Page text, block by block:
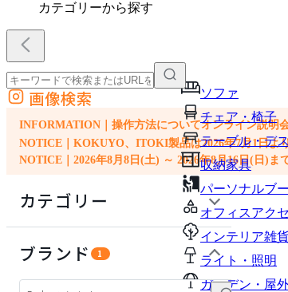
カテゴリーから探す
ソファ
チェア・椅子
テーブル・デ
収納家具
パーソナルブ
オフィスアク
インテリア雑
ライト・照明
ガーデン・屋
外部サイトの商品をカートに追加
他のサイトで見つけた商品ページのURLを貼り付けて、カートに追加できます
画像検索
INFORMATION｜操作方法についてオンライン説明
NOTICE｜KOKUYO、ITOKI製品は2026年7月1日よ
NOTICE｜2026年8月8日(土) ～ 2026年8月16日(日)ま
カテゴリー
ブランド 1